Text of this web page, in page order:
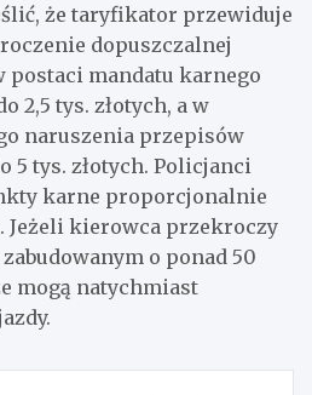
że taryfikator przewiduje
dopuszczalnej
postaci mandatu karnego
2,5 tys. złotych, a w
naruszenia przepisów
5 tys. złotych. Policjanci
karne proporcjonalnie
Jeżeli kierowca przekroczy
o ponad 50
mogą natychmiast